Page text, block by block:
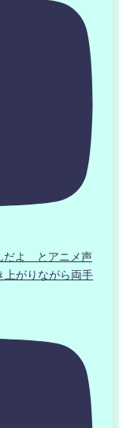
だよ とアニメ声
がりながら両手